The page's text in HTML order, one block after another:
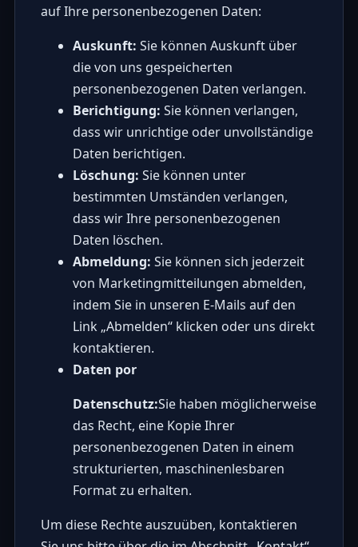
auf Ihre personenbezogenen Daten:
Auskunft: Sie können Auskunft über
die von uns gespeicherten
personenbezogenen Daten verlangen.
Berichtigung: Sie können verlangen,
dass wir unrichtige oder unvollständige
Daten berichtigen.
Löschung: Sie können unter
bestimmten Umständen verlangen,
dass wir Ihre personenbezogenen
Daten löschen.
Abmeldung: Sie können sich jederzeit
von Marketingmitteilungen abmelden,
indem Sie in unseren E-Mails auf den
Link „Abmelden“ klicken oder uns direkt
kontaktieren.
Daten por
Datenschutz:Sie haben möglicherweise
das Recht, eine Kopie Ihrer
personenbezogenen Daten in einem
strukturierten, maschinenlesbaren
Format zu erhalten.
Um diese Rechte auszuüben, kontaktieren